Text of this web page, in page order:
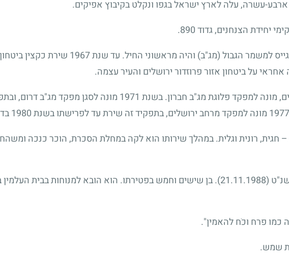
בשנת 1953, עם סיום שירותו הסדיר, התגייס למשמר הגבול (מג"ב) והיה
על ביטחון אזור פרוזדור ירושלים והעיר עצמה.
בשנת 1967, עם סיום מלחמת ששת הימים, מונה למפקד פלוגת מג"ב חברון. בשנת 1971 מונה
חגית, רונית וגלית. במהלך שירותו הוא לקה במחלת הסכרת, הוכר כנכה
(21.11.1988)
. בן שישים וחמש בפטירתו. הוא הובא למנוחות בבית
כמו פרח וכֹח להאמין".
שמש.